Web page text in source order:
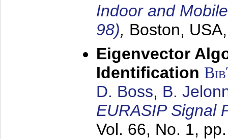
Indoor and
98), Boston,
Eigenvector
Identification
D. Boss, B.
EURASIP Signal
Vol. 66, No. 1,